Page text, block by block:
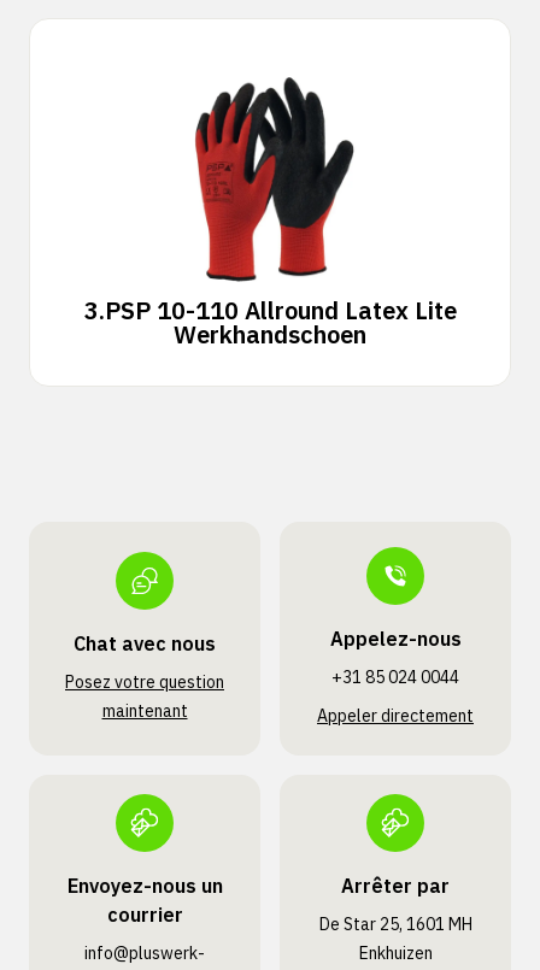
3.PSP 10-110 Allround Latex Lite
Werkhandschoen
Chat avec nous
Posez votre question
maintenant
Appelez-nous
+31 85 024 0044
Appeler directement
Envoyez-nous un
courrier
info@pluswerk­
Arrêter par
De Star 25, 1601 MH
Enkhuizen